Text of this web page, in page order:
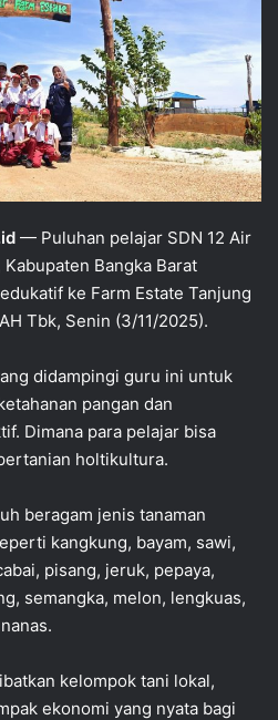
— Puluhan pelajar SDN 12 Air
Bangka Barat
ke Farm Estate Tanjung
Tbk, Senin (3/11/2025).
didampingi guru ini untuk
pangan dan
Dimana para pelajar bisa
holtikultura.
beragam jenis tanaman
kangkung, bayam, sawi,
pisang, jeruk, pepaya,
semangka, melon, lengkuas,
kelompok tani lokal,
ekonomi yang nyata bagi